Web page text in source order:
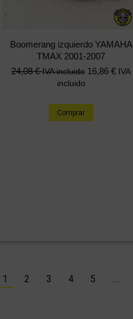
Boomerang izquierdo YAMAHA
TMAX 2001-2007
24,08€ IVA incluido 16,86 € IVA
incluido
Comprar
1 2 3 4 5